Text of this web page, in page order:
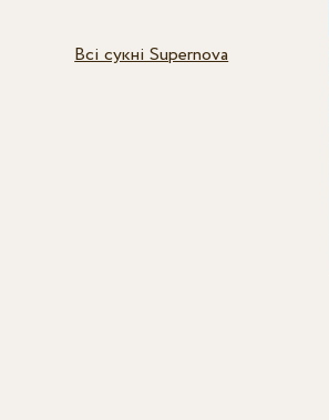
Всі сукні Supernova